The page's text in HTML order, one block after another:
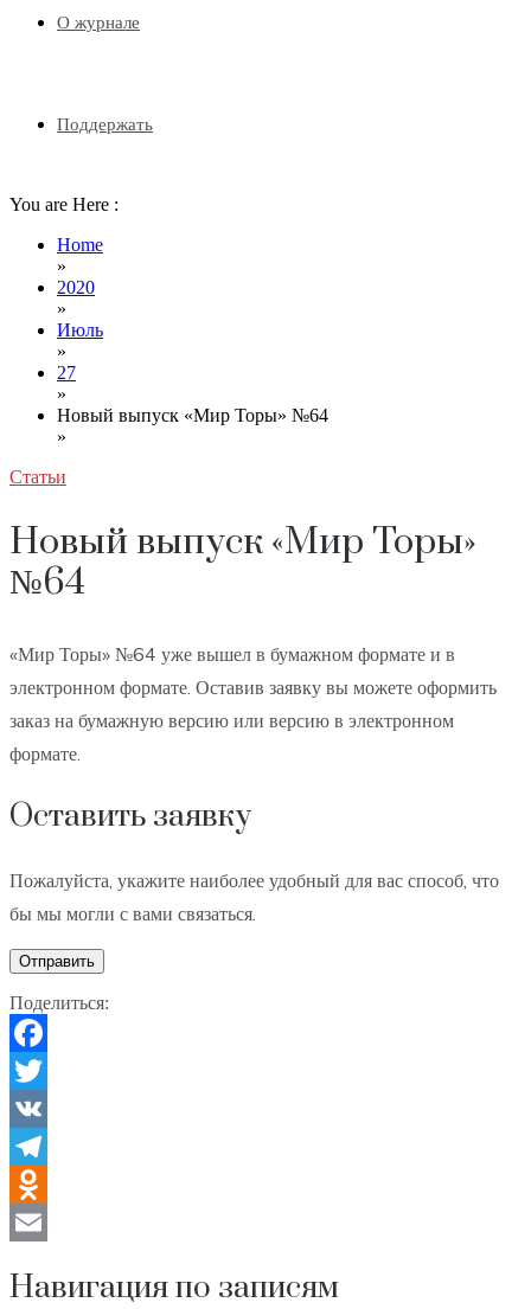
О журнале
Поддержать
You are Here :
Home
»
2020
»
Июль
»
27
»
Новый выпуск «Мир Торы» №64
»
Статьи
Новый выпуск «Мир Торы»
№64
«Мир Торы» №64 уже вышел в бумажном формате и в
электронном формате. Оставив заявку вы можете оформить
заказ на бумажную версию или версию в электронном
формате.
Оставить заявку
Пожалуйста, укажите наиболее удобный для вас способ, что
бы мы могли с вами связаться.
Отправить
Поделиться:
Facebook
Twitter
VK
Telegram
Odnoklassniki
Навигация по записям